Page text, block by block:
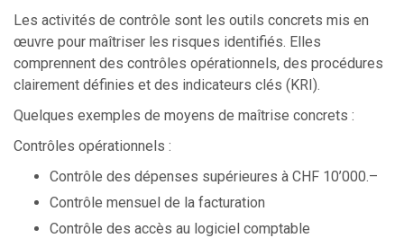
Les activités de contrôle sont les outils concrets mis en
œuvre pour maîtriser les risques identifiés. Elles
comprennent des contrôles opérationnels, des procédures
clairement définies et des indicateurs clés (KRI).
Quelques exemples de moyens de maîtrise concrets :
Contrôles opérationnels :
Contrôle des dépenses supérieures à CHF 10’000.–
Contrôle mensuel de la facturation
Contrôle des accès au logiciel comptable